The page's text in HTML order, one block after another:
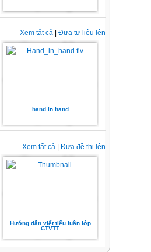
Xem tất cả Đưa tư liệu lên
hand in hand
Xem tất cả | Đưa đề thi lên
Hướng dẫn viết tiểu luận lớp
CTVTT